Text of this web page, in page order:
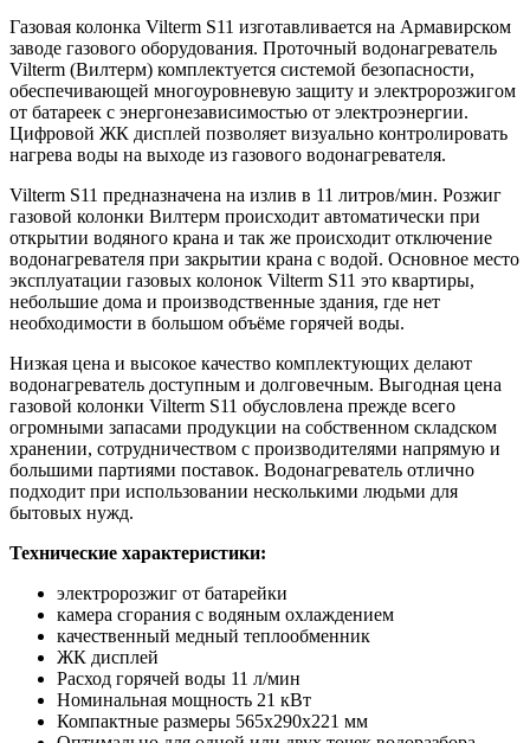
Газовая колонка Vilterm S11 изготавливается на Армавирском
заводе газового оборудования. Проточный водонагреватель
Vilterm (Вилтерм) комплектуется системой безопасности,
обеспечивающей многоуровневую защиту и электророзжигом
от батареек с энергонезависимостью от электроэнергии.
Цифровой ЖК дисплей позволяет визуально контролировать
нагрева воды на выходе из газового водонагревателя.
Vilterm S11 предназначена на излив в 11 литров/мин. Розжиг
газовой колонки Вилтерм происходит автоматически при
открытии водяного крана и так же происходит отключение
водонагревателя при закрытии крана с водой. Основное место
эксплуатации газовых колонок Vilterm S11 это квартиры,
небольшие дома и производственные здания, где нет
необходимости в большом объёме горячей воды.
Низкая цена и высокое качество комплектующих делают
водонагреватель доступным и долговечным. Выгодная цена
газовой колонки Vilterm S11 обусловлена прежде всего
огромными запасами продукции на собственном складском
хранении, сотрудничеством с производителями напрямую и
большими партиями поставок. Водонагреватель отлично
подходит при использовании несколькими людьми для
бытовых нужд.
Технические характеристики:
электророзжиг от батарейки
камера сгорания с водяным охлаждением
качественный медный теплообменник
ЖК дисплей
Расход горячей воды 11 л/мин
Номинальная мощность 21 кВт
Компактные размеры 565х290х221 мм